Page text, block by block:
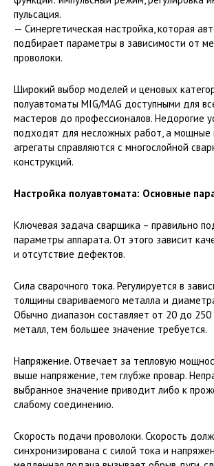
пульсация.
— Синергетическая настройка, которая
подбирает параметры в зависимости от
проволоки.
Широкий выбор моделей и ценовых
полуавтоматы MIG/MAG доступными для
мастеров до профессионалов. Недорогие
подходят для несложных работ, а
агрегаты справляются с многослойной
конструкций.
Настройка полуавтомата: Основные
Ключевая задача сварщика – правильно
параметры аппарата. От этого зависит
и отсутствие дефектов.
Сила сварочного тока. Регулируется в
толщины свариваемого металла и
Обычно диапазон составляет от 20 до
металл, тем большее значение требуется.
Напряжение. Отвечает за тепловую
выше напряжение, тем глубже провар.
выбранное значение приводит либо к
слабому соединению.
Скорость подачи проволоки. Скорость
синхронизирована с силой тока и